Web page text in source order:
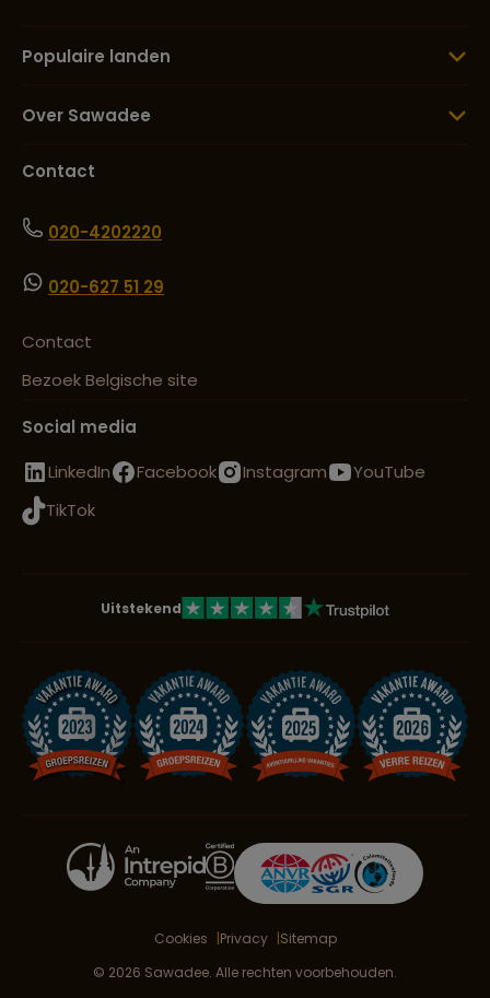
Populaire landen
Over Sawadee
Contact
020-4202220
020-627 51 29
Contact
Bezoek Belgische site
Social media
LinkedIn
Facebook Instagram
YouTube
TikTok
Uitstekend
Cookies Privacy
Sitemap
© 2026 Sawadee. Alle rechten voorbehouden.